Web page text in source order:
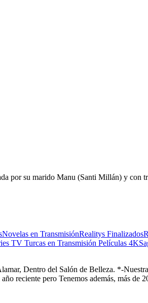
por su marido Manu (Santi Millán) y con
Novelas en TransmisiónRealitys Finalizados
TV Turcas en Transmisión Películas 4K
Dentro del Salón de Belleza. *-
reciente pero Tenemos además, más